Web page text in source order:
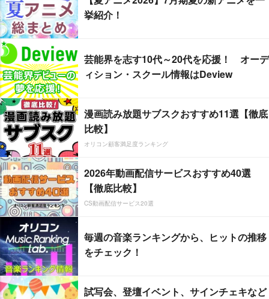
挙紹介！
芸能界を志す10代～20代を応援！ オーデ
ィション・スクール情報はDeview
漫画読み放題サブスクおすすめ11選【徹底
比較】
オリコン顧客満足度ランキング
2026年動画配信サービスおすすめ40選
【徹底比較】
CS動画配信サービス20選
毎週の音楽ランキングから、ヒットの推移
をチェック！
試写会、登壇イベント、サインチェキなど